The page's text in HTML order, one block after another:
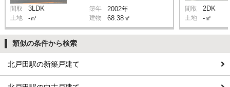
間取 3LDK 築年 2002年
土地 -㎡ 建物 68.38㎡
間取 2DK
土地 -㎡
類似の条件から検索
北戸田駅の新築戸建て